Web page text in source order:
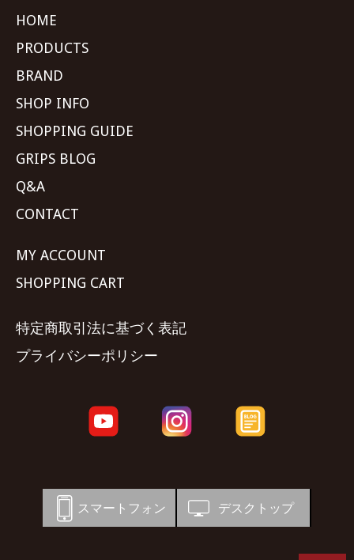
HOME
PRODUCTS
BRAND
SHOP INFO
SHOPPING GUIDE
GRIPS BLOG
Q&A
CONTACT
MY ACCOUNT
SHOPPING CART
特定商取引法に基づく表記
プライバシーポリシー
スマートフォン デスクトップ